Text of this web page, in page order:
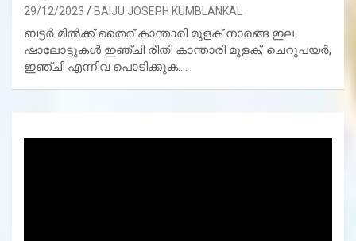
29/12/2023 BAIJU JOSEPH KUMBLANKAL
ബട്ടർ മിൽക്ക് തൈര് കാന്താരി മുളക് നാരങ്ങ ഇല
ഷാലോട്ടുകൾ ഇഞ്ചി രീതി കാന്താരി മുളക്, ചെറുപയർ,
ഇഞ്ചി എന്നിവ പൊടിക്കുക.…